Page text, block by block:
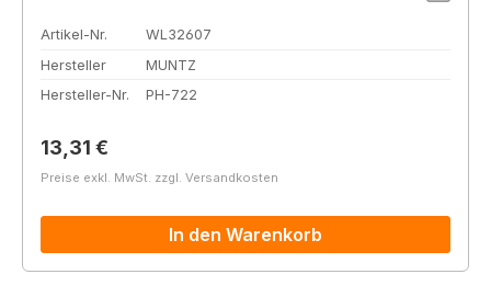
Artikel-Nr.
WL32607
Hersteller
MUNTZ
Hersteller-Nr.
PH-722
Regulärer Preis:
13,31 €
Preise exkl. MwSt. zzgl. Versandkosten
In den Warenkorb